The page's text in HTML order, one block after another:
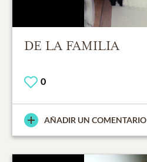
DE LA FAMILIA
0
AÑADIR UN COMENTARIO